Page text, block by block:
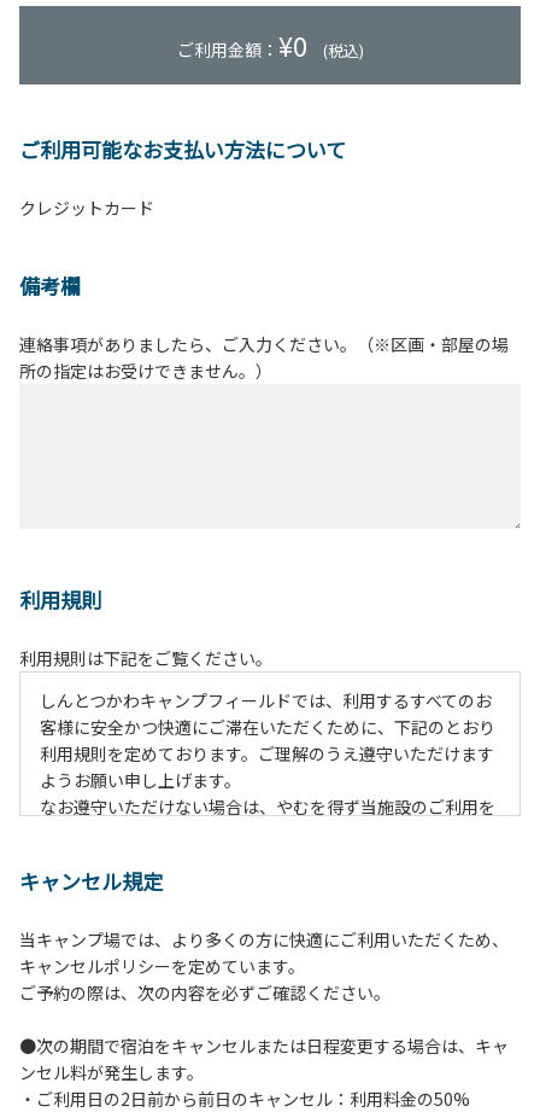
ご利用金額： ¥0 (税込)
ご利用可能なお支払い方法について
クレジットカード
備考欄
連絡事項がありましたら、ご入力ください。（※区画・部屋の場
所の指定はお受けできません。）
利用規則
利用規則は下記をご覧ください。
しんとつかわキャンプフィールドでは、利用するすべてのお
客様に安全かつ快適にご滞在いただくために、下記のとおり
利用規則を定めております。ご理解のうえ遵守いただけます
ようお願い申し上げます。
なお遵守いただけない場合は、やむを得ず当施設のご利用を
【ご利用上の注意事項ならびに禁止事項】
２.安全管理上、お子様の単独での行動はご遠慮ください。
３.調度品などの持ち出しはしないでください。
４.午後10時以降の花火の使用は禁止です。
使用、夜間の大声での談笑等）や他人に嫌悪感を与えるよう
な行為はお止めください。
６.芝生や地面での直火による焚き火、BBQ、キャンプファ
キャンセル規定
当キャンプ場では、より多くの方に快適にご利用いただくため、
キャンセルポリシーを定めています。
ご予約の際は、次の内容を必ずご確認ください。
●次の期間で宿泊をキャンセルまたは日程変更する場合は、キャ
ンセル料が発生します。
・ご利用日の2日前から前日のキャンセル：利用料金の50%